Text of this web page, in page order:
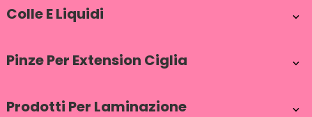
Colle E Liquidi 
Pinze Per Extension Ciglia 
Prodotti Per Laminazione 